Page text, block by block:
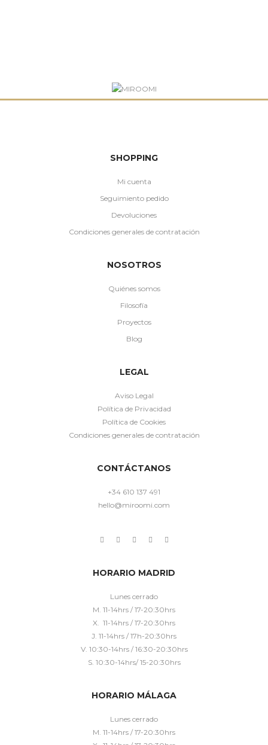
SHOPPING
Mi cuenta
Seguimiento pedido
Devoluciones
Condiciones generales de contratación
NOSOTROS
Quiénes somos
Filosofía
Proyectos
Blog
LEGAL
Aviso Legal
Política de Privacidad
Política de Cookies
Condiciones generales de contratación
CONTÁCTANOS
+34 610 137 491
hello@miroomi.com
HORARIO MADRID
Lunes cerrado
M. 11-14hrs / 17-20:30hrs
X. 11-14hrs / 17-20:30hrs
J. 11-14hrs / 17h-20:30hrs
V. 10:30-14hrs / 16:30-20:30hrs
S. 10:30-14hrs/ 15-20:30hrs
HORARIO MÁLAGA
Lunes cerrado
M. 11-14hrs / 17-20:30hrs